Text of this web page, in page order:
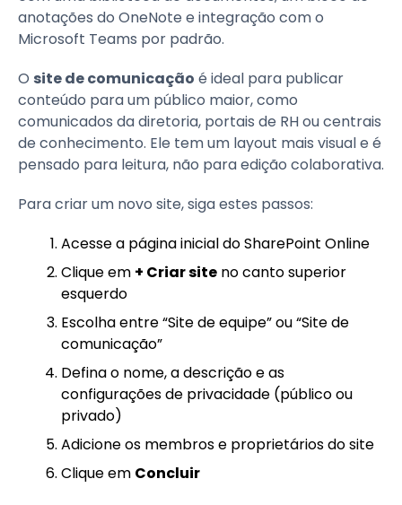
anotações do OneNote e integração com o
Microsoft Teams por padrão.
O site de comunicação é ideal para publicar
conteúdo para um público maior, como
comunicados da diretoria, portais de RH ou centrais
de conhecimento. Ele tem um layout mais visual e é
pensado para leitura, não para edição colaborativa.
Para criar um novo site, siga estes passos:
Acesse a página inicial do SharePoint Online
Clique em + Criar site no canto superior
esquerdo
Escolha entre “Site de equipe” ou “Site de
comunicação”
Defina o nome, a descrição e as
configurações de privacidade (público ou
privado)
Adicione os membros e proprietários do site
Clique em Concluir